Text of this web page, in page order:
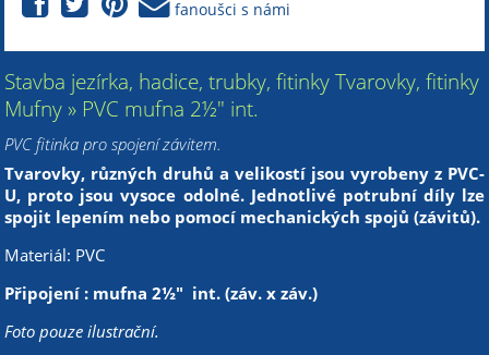
fanoušci s námi
Stavba jezírka, hadice, trubky, fitinky Tvarovky, fitinky
Mufny » PVC mufna 2½" int.
PVC fitinka pro spojení závitem.
Tvarovky, různých druhů a velikostí jsou vyrobeny z PVC-
U, proto jsou vysoce odolné. Jednotlivé potrubní díly lze
spojit lepením nebo pomocí mechanických spojů (závitů).
Materiál: PVC
Připojení : mufna 2½" int. (záv. x záv.)
Foto pouze ilustrační.